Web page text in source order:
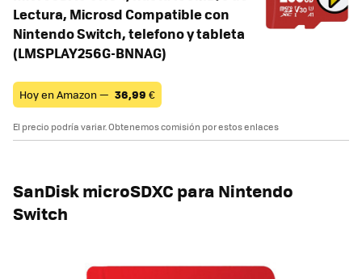
Lectura, Microsd Compatible con
Nintendo Switch, telefono y tableta
(LMSPLAY256G-BNNAG)
Hoy en Amazon — 36,99 €
El precio podría variar. Obtenemos comisión por estos enlaces
SanDisk microSDXC para Nintendo
Switch